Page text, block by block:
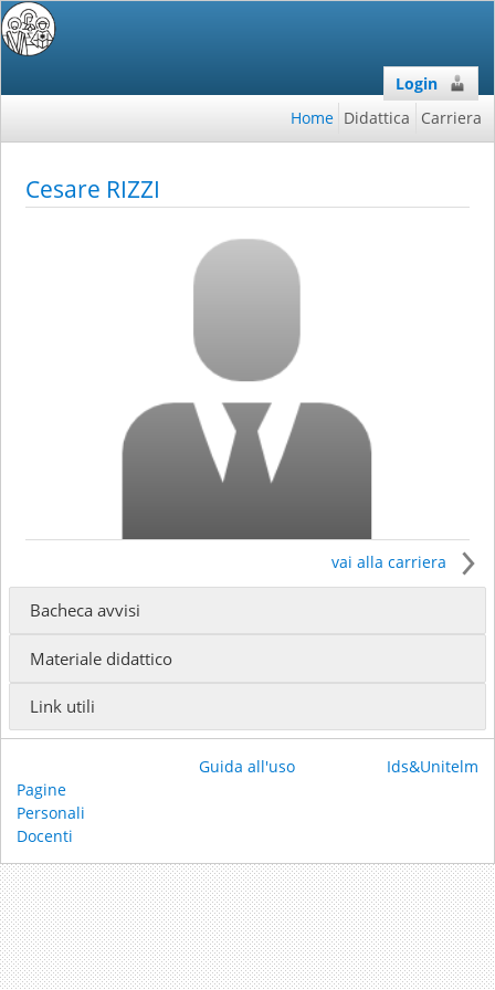
Login
Home Didattica Carriera
Cesare RIZZI
vai alla carriera
Bacheca avvisi
Materiale didattico
Link utili
Pagine
Personali
Docenti
Guida all'uso Ids&Unitelm